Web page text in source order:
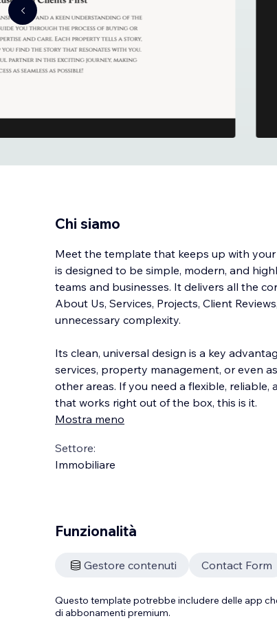
Chi siamo
Meet the template that keeps up with your
is designed to be simple, modern, and
teams and businesses. It delivers all the
About Us, Services, Projects, Client
unnecessary complexity.
Its clean, universal design is a key
services, property management, or even
other areas. If you need a flexible,
that works right out of the box, this is it.
Mostra meno
Settore:
Immobiliare
Funzionalità
Gestore contenuti Contact Form
Questo template potrebbe includere delle app
di abbonamenti premium.